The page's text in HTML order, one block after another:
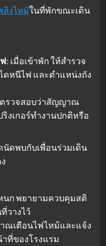
ลิงไหม้ในที่พักขณะเดิน
: เมื่อเข้าพัก ให้สำรวจ
ดหนีไฟ และตำแหน่งถัง
รวจสอบว่าสัญญาณ
งเกอร์ทำงานปกติหรือ
ดพบกับเพื่อนร่วมเดิน
นก พยายามควบคุมสติ
วางไว้
ณเตือนไฟไหม้และแจ้ง
ที่ของโรงแรม